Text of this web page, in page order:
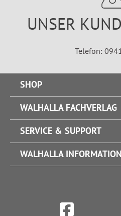
UNSER
Telefon:
SHOP
WALHALLA FACHVERLAG
SERVICE & SUPPORT
WALHALLA